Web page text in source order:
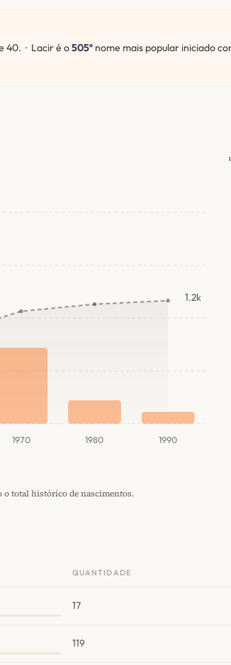
40. · Lacir é o505º nome mais popular iniciado
1970 1980 1990
1.2k
o total histórico de nascimentos.
QUANTIDADE
17
119